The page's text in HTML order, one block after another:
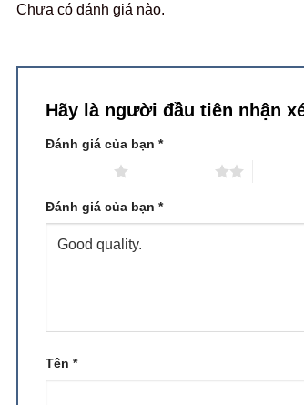
Chưa có đánh giá nào.
Hãy là người đầu tiên nhận
Đánh giá của bạn *
Đánh giá của bạn *
Tên *